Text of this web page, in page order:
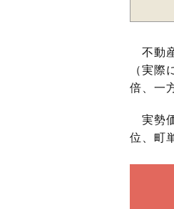
不動
（実
倍、一
実勢
位、町